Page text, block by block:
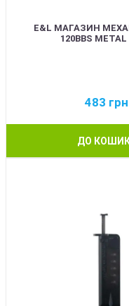
E&L МАГАЗИН
120BBS METAL
483 грн
ДО